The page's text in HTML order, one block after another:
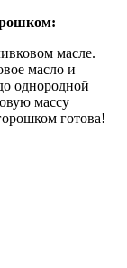
масле.
масло и
однородной
массу
готова!